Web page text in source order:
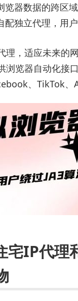
览器数据的跨区
配独立代理，用
理，适应未来的网
浏览器自动化接
、TikTok、
宅IP代